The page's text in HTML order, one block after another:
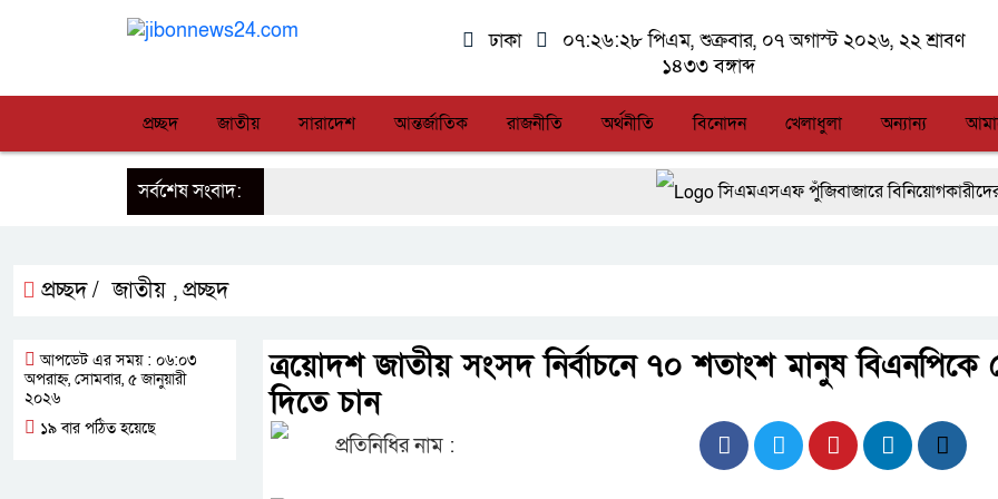
ঢাকা ০৭:২৬:২৮ পিএম, শুক্রবার, ০৭ অগাস্ট ২০২৬, ২২ শ্রাবণ
১৪৩৩ বঙ্গাব্দ
প্রচ্ছদ জাতীয় সারাদেশ আন্তর্জাতিক রাজনীতি অর্থনীতি বিনোদন খেলাধুলা অন্যান্য
সর্বশেষ সংবাদ:
সিএমএসএফ পুঁজিবাজারে বিনিয়োগকারীদের
ফ্যাসিবাদবিরোধী আন্দোলনে হত্যাকাণ্ডের বিচার
জুলাই স্মৃতি জাদুঘরের দুয়ার খুলেছে, উদ্বোধন করলেন
আগস্টের শেষ সপ্তাহে খুলছে মালয়েশিয়ার
প্রচ্ছদ / জাতীয় , প্রচ্ছদ
ত্রয়োদশ জাতীয় সংসদ নির্বাচনে ৭০ শতাংশ মানুষ বিএনপিকে
দিতে চান
প্রতিনিধির নাম :
আপডেট এর সময় : ০৬:০৩
অপরাহ্ন, সোমবার, ৫ জানুয়ারী
২০২৬
১৯ বার পঠিত হয়েছে